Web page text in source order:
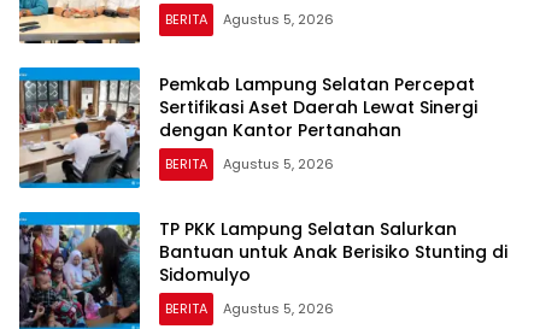
BERITA Agustus 5, 2026
Pemkab Lampung Selatan Percepat
Sertifikasi Aset Daerah Lewat Sinergi
dengan Kantor Pertanahan
BERITA Agustus 5, 2026
TP PKK Lampung Selatan Salurkan
Bantuan untuk Anak Berisiko Stunting di
Sidomulyo
BERITA Agustus 5, 2026